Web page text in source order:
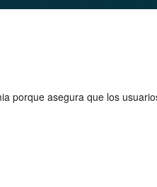
porque asegura que los